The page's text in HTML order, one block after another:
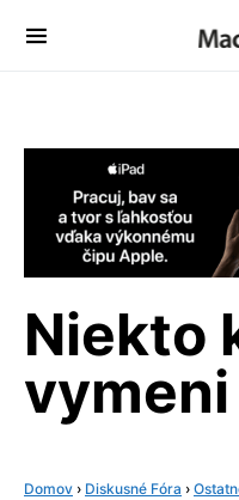
Niekto
Domov › Diskusné Fóra ›